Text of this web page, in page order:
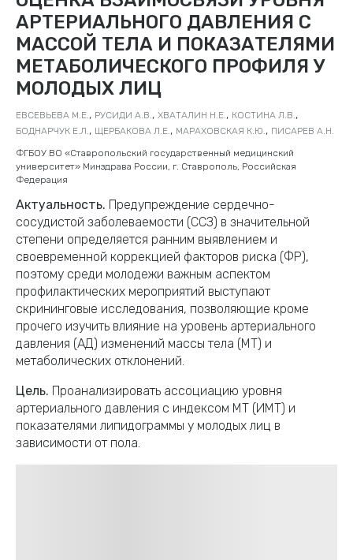
АРТЕРИАЛЬНОГО ДАВЛЕНИЯ С
МАССОЙ ТЕЛА И ПОКАЗАТЕЛЯМИ
МЕТАБОЛИЧЕСКОГО ПРОФИЛЯ У
МОЛОДЫХ ЛИЦ
ФГБОУ ВО «Ставропольский государственный медицинский
университет» Минздрава России, г. Ставрополь, Российская
Федерация
Актуальность. Предупреждение сердечно-
сосудистой заболеваемости (ССЗ) в значительной
степени определяется ранним выявлением и
своевременной коррекцией факторов риска (ФР),
поэтому среди молодежи важным аспектом
профилактических мероприятий выступают
скрининговые исследования, позволяющие кроме
прочего изучить влияние на уровень артериального
давления (АД) изменений массы тела (МТ) и
метаболических отклонений.
Цель. Проанализировать ассоциацию уровня
артериального давления с индексом МТ (ИМТ) и
показателями липидограммы у молодых лиц в
зависимости от пола.
ЕВСЕВЬЕВА М.Е., РУСИДИ А.В., ХВАТАЛИН Н.Е., КОСТИНА Л.В.,
БОДНАРЧУК Е.Л., ЩЕРБАКОВА Л.Е., МАРАХОВСКАЯ К.Ю., ПИСАРЕВ А.Н.